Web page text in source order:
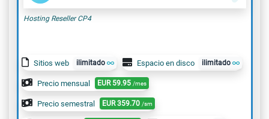
Hosting Reseller CP4
Sitios web ilimitado Espacio en disco ilimitado
Precio mensual EUR 59.95 /mes
Precio semestral EUR 359.70 /sm